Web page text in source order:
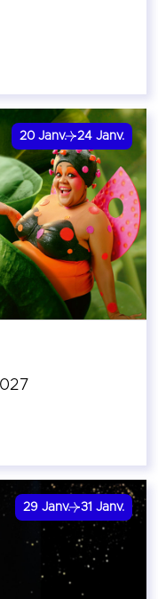
20 Janv. 24 Janv.
29 Janv. 31 Janv.